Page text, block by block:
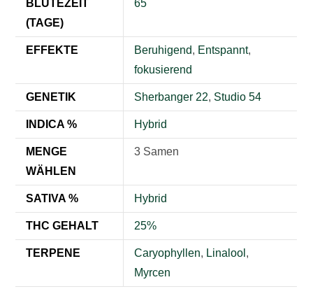
BLÜTEZEIT
(TAGE)
65
EFFEKTE Beruhigend, Entspannt,
fokusierend
GENETIK Sherbanger 22, Studio 54
INDICA % Hybrid
MENGE
WÄHLEN
3 Samen
SATIVA % Hybrid
THC GEHALT 25%
TERPENE Caryophyllen, Linalool ,
Myrcen